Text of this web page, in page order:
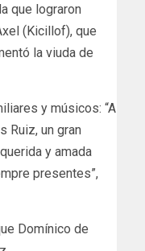
que lograron
(Kicillof), que
la viuda de
y músicos: “A
Ruiz, un gran
y amada
presentes”,